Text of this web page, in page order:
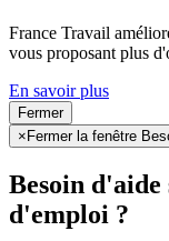
France Travail
vous proposant plus
En savoir plus
Fermer
× Fermer la fenêtre
Besoin
d'emploi ?